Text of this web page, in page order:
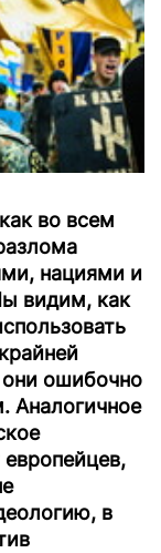
во всем
нациями и
видим, как
ошибочно
Аналогичное
в